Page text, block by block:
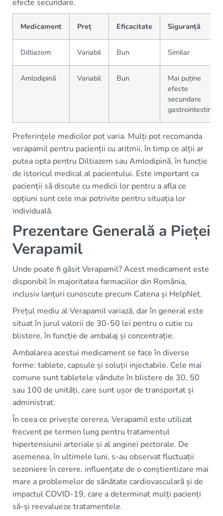
efecte secundare.
Medicament Preț Eficacitate Siguranță
Diltiazem Variabil Bun Similar
Amlodipină Variabil Bun
Mai puține
efecte
secundare
gastrointestinal
Preferințele medicilor pot varia. Mulți pot recomanda
verapamil pentru pacienții cu aritmii, în timp ce alții ar
putea opta pentru Diltiazem sau Amlodipină, în funcție
de istoricul medical al pacientului. Este important ca
pacienții să discute cu medicii lor pentru a afla ce
opțiuni sunt cele mai potrivite pentru situația lor
individuală.
Prezentare Generală a Pieței
Verapamil
Unde poate fi găsit Verapamil? Acest medicament este
disponibil în majoritatea farmaciilor din România,
inclusiv lanțuri cunoscute precum Catena și HelpNet.
Prețul mediu al Verapamil variază, dar în general este
situat în jurul valorii de 30-50 lei pentru o cutie cu
blistere, în funcție de ambalaj și concentrație.
Ambalarea acestui medicament se face în diverse
forme: tablete, capsule și soluții injectabile. Cele mai
comune sunt tabletele vândute în blistere de 30, 50
sau 100 de unități, care sunt ușor de transportat și
administrat.
În ceea ce privește cererea, Verapamil este utilizat
frecvent pe termen lung pentru tratamentul
hipertensiunii arteriale și al anginei pectorale. De
asemenea, în ultimele luni, s-au observat fluctuații
sezoniere în cerere, influențate de o conștientizare mai
mare a problemelor de sănătate cardiovasculară și de
impactul COVID-19, care a determinat mulți pacienți
să-și reevalueze tratamentele.